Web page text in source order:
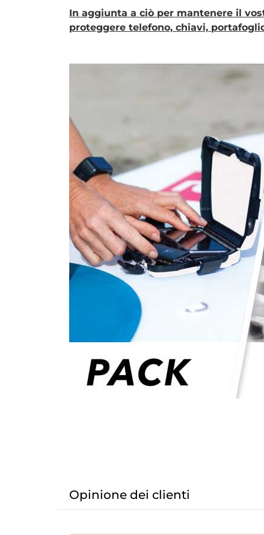
In aggiunta a ciò per mantenere il
proteggere telefono, chiavi,
Opinione dei clienti